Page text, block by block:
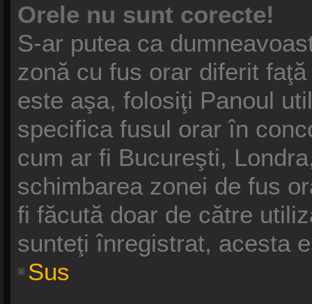
Orele nu sunt corecte!
S-ar putea ca
zonă cu fus orar diferit
este aşa, folosiţi Panoul
specifica fusul orar în
cum ar fi Bucureşti,
schimbarea zonei de fus
fi făcută doar de către
sunteţi înregistrat, acesta
Sus